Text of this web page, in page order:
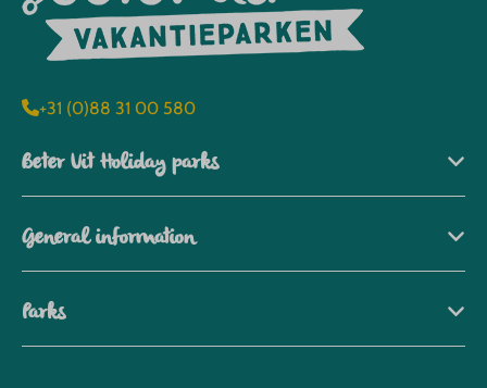
+31 (0)88 31 00 580
Beter Uit Holiday parks
General information
Parks